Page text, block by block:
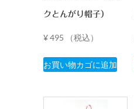
クとんがり帽子）
¥495 （税込）
お買い物カゴに追加